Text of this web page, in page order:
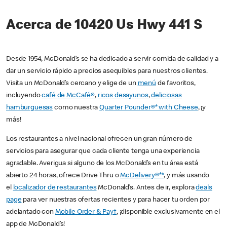
Acerca de 10420 Us Hwy 441 S
Desde 1954, McDonald’s se ha dedicado a servir comida de calidad y a
dar un servicio rápido a precios asequibles para nuestros clientes.
Visita un McDonald’s cercano y elige de un menú de favoritos,
incluyendocafé de McCafé®, ricos desayunos,deliciosas
hamburguesas como nuestraQuarter Pounder®* with Cheese, ¡y
más!
Los restaurantes a nivel nacional ofrecen un gran número de
servicios para asegurar que cada cliente tenga una experiencia
agradable. Averigua si alguno de los McDonald’s en tu área está
abierto 24 horas, ofrece Drive Thru oMcDelivery®**, y más usando
el localizador de restaurantesMcDonald’s. Antes de ir, exploradeals
pagepara ver nuestras ofertas recientes y para hacer tu orden por
adelantado con Mobile Order & Pay†, ¡disponible exclusivamente en el
app de McDonald’s!